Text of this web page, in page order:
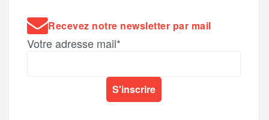
Recevez notre newsletter par mail
Votre adresse mail*